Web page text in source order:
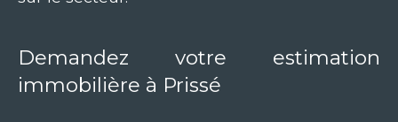
Demandez votre estimation
immobilière à Prissé